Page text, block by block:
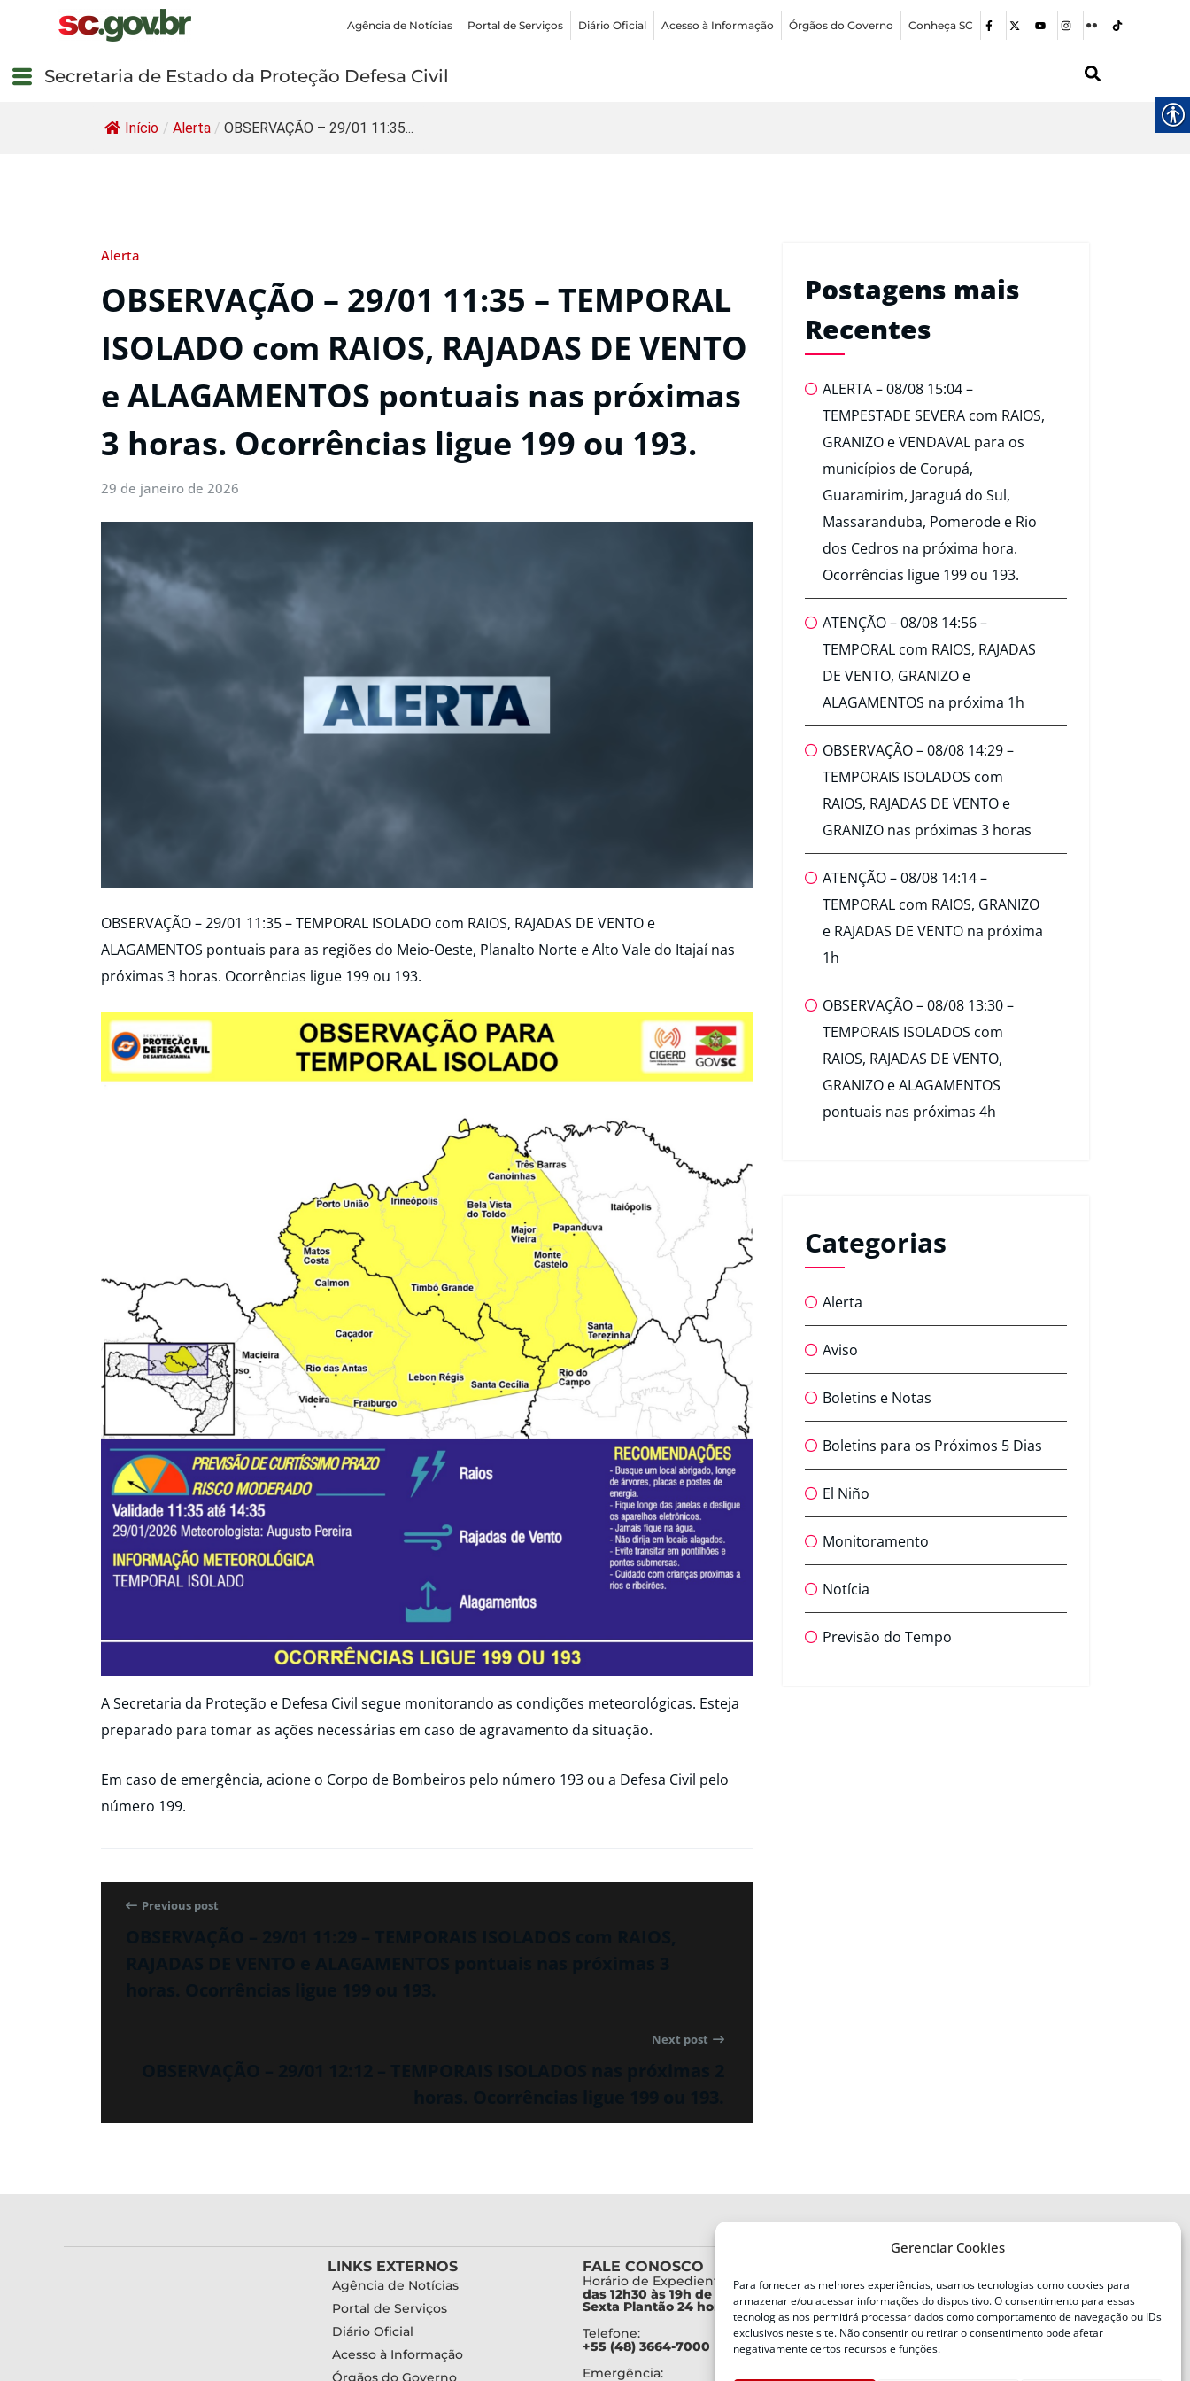
Gerenciar Cookies
Para fornecer as melhores experiências, usamos tecnologias como cookies para
armazenar e/ou acessar informações do dispositivo. O consentimento para essas
tecnologias nos permitirá processar dados como comportamento de navegação ou IDs
exclusivos neste site. Não consentir ou retirar o consentimento pode afetar
negativamente certos recursos e funções.
Agência de Notícias Portal de Serviços Diário Oficial Acesso à Informação Órgãos do Governo Conheça SC
Secretaria de Estado da Proteção Defesa Civil
Início / Alerta / OBSERVAÇÃO – 29/01 11:35...
Alerta
OBSERVAÇÃO – 29/01 11:35 – TEMPORAL
ISOLADO com RAIOS, RAJADAS DE VENTO
e ALAGAMENTOS pontuais nas próximas
3 horas. Ocorrências ligue 199 ou 193.
29 de janeiro de 2026
OBSERVAÇÃO – 29/01 11:35 – TEMPORAL ISOLADO com RAIOS, RAJADAS DE VENTO e
ALAGAMENTOS pontuais para as regiões do Meio-Oeste, Planalto Norte e Alto Vale do Itajaí nas
próximas 3 horas. Ocorrências ligue 199 ou 193.
A Secretaria da Proteção e Defesa Civil segue monitorando as condições meteorológicas. Esteja
preparado para tomar as ações necessárias em caso de agravamento da situação.
Em caso de emergência, acione o Corpo de Bombeiros pelo número 193 ou a Defesa Civil pelo
número 199.
Previous post
Next post
Postagens mais
Recentes
ALERTA – 08/08 15:04 –
TEMPESTADE SEVERA com RAIOS,
GRANIZO e VENDAVAL para os
municípios de Corupá,
Guaramirim, Jaraguá do Sul,
Massaranduba, Pomerode e Rio
dos Cedros na próxima hora.
Ocorrências ligue 199 ou 193.
ATENÇÃO – 08/08 14:56 –
TEMPORAL com RAIOS, RAJADAS
DE VENTO, GRANIZO e
ALAGAMENTOS na próxima 1h
OBSERVAÇÃO – 08/08 14:29 –
TEMPORAIS ISOLADOS com
RAIOS, RAJADAS DE VENTO e
GRANIZO nas próximas 3 horas
ATENÇÃO – 08/08 14:14 –
TEMPORAL com RAIOS, GRANIZO
e RAJADAS DE VENTO na próxima
1h
OBSERVAÇÃO – 08/08 13:30 –
TEMPORAIS ISOLADOS com
RAIOS, RAJADAS DE VENTO,
GRANIZO e ALAGAMENTOS
pontuais nas próximas 4h
Categorias
Alerta
Aviso
Boletins e Notas
Boletins para os Próximos 5 Dias
El Niño
Monitoramento
Notícia
Previsão do Tempo
LINKS EXTERNOS
Agência de Notícias
Portal de Serviços
Diário Oficial
Acesso à Informação
Órgãos do Governo
FALE CONOSCO
Horário de Expediente:
das 12h30 às 19h de Segunda a
Sexta Plantão 24 horas diariamente
Telefone:
+55 (48) 3664-7000
Emergência:
Defesa Civil do Estado de Santa
Catarina
Av. Ivo Silveira, nº 2320
Bairro:
Capoeiras, Florianópolis, SC